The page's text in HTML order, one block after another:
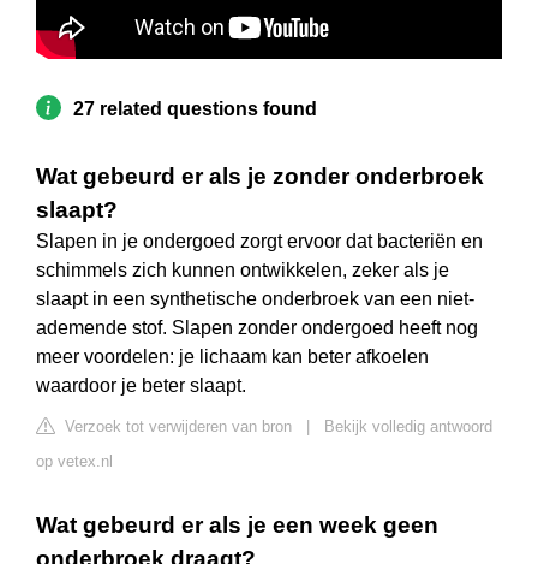
27 related questions found
Wat gebeurd er als je zonder onderbroek
slaapt?
Slapen in je ondergoed zorgt ervoor dat bacteriën en
schimmels zich kunnen ontwikkelen, zeker als je
slaapt in een synthetische onderbroek van een niet-
ademende stof. Slapen zonder ondergoed heeft nog
meer voordelen: je lichaam kan beter afkoelen
waardoor je beter slaapt.
Verzoek tot verwijderen van bron
Bekijk volledig antwoord
op vetex.nl
Wat gebeurd er als je een week geen
onderbroek draagt?